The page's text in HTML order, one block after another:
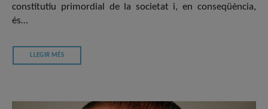
constitutiu primordial de la societat i, en conseqüència,
és…
LLEGIR MÉS